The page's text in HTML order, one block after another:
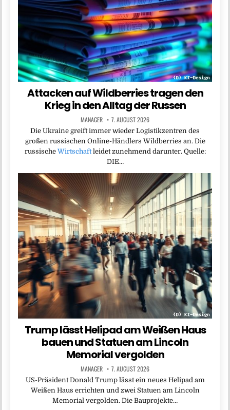
Attacken auf Wildberries tragen den
Krieg in den Alltag der Russen
MANAGER 7. AUGUST 2026
Die Ukraine greift immer wieder Logistikzentren des
großen russischen Online-Händlers Wildberries an. Die
russische Wirtschaftleidet zunehmend darunter. Quelle:
DIE…
Trump lässt Helipad am Weißen Haus
bauen und Statuen am Lincoln
Memorial vergolden
MANAGER 7. AUGUST 2026
US-Präsident Donald Trump lässt ein neues Helipad am
Weißen Haus errichten und zwei Statuen am Lincoln
Memorial vergolden. Die Bauprojekte…